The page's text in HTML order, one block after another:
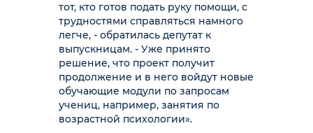
тот, кто готов подать руку помощи, с
трудностями справляться намного
легче, - обратилась депутат к
выпускницам. - Уже принято
решение, что проект получит
продолжение и в него войдут новые
обучающие модули по запросам
учениц, например, занятия по
возрастной психологии».